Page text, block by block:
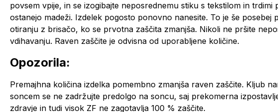
povsem vpije, in se izogibajte neposrednemu stiku s tekstilom in trdimi
ostanejo madeži. Izdelek pogosto ponovno nanesite. To je še
otiranju z brisačo, ko se prvotna zaščita zmanjša. Nikoli ne pršite
vdihavanju. Raven zaščite je odvisna od uporabljene količine.
Opozorila:
Premajhna količina izdelka pomembno zmanjša raven zaščite. Kljub
soncem se ne zadržujte predolgo na soncu, saj prekomerna
zdravje in tudi visok ZF ne zagotavlja 100 % zaščite.